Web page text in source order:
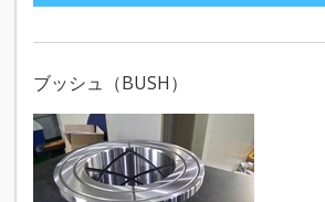
ブッシュ（BUSH）